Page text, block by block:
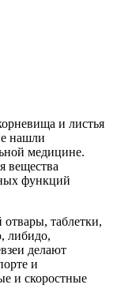
и листья
нашли
медицине.
вещества
функций
таблетки,
либидо,
делают
и
и скоростные